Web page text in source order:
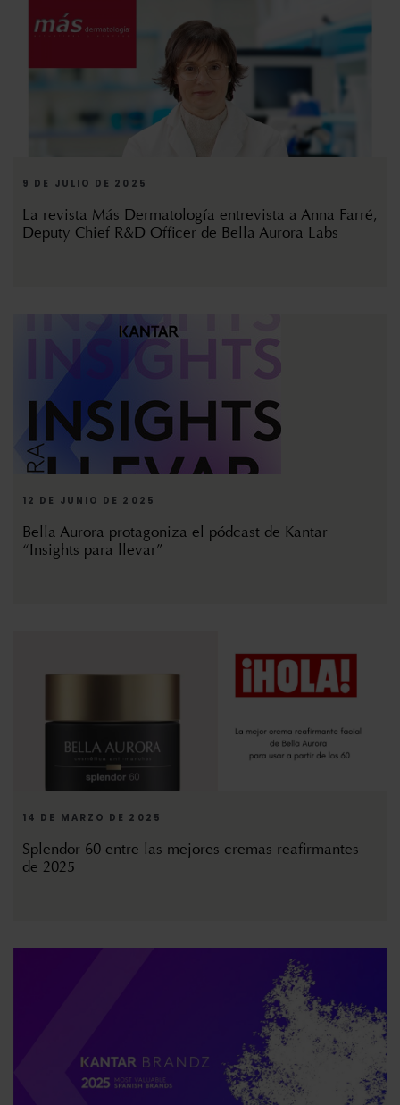
9 DE JULIO DE 2025
La revista Más Dermatología entrevista a Anna Farré,
Deputy Chief R&D Officer de Bella Aurora Labs
12 DE JUNIO DE 2025
Bella Aurora protagoniza el pódcast de Kantar
“Insights para llevar”
14 DE MARZO DE 2025
Splendor 60 entre las mejores cremas reafirmantes
de 2025